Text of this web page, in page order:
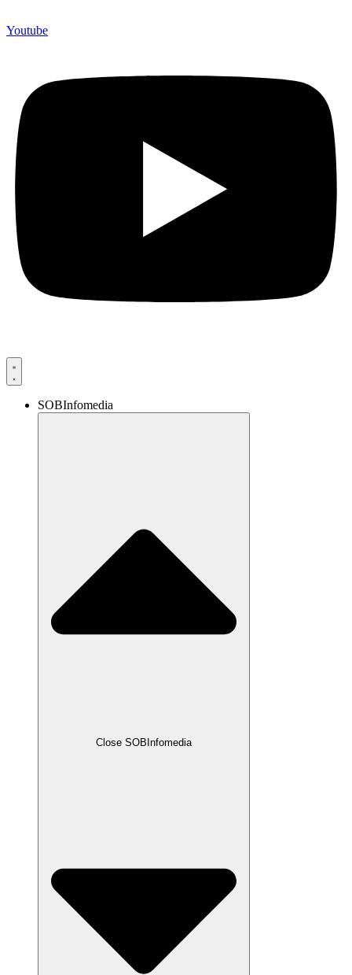
Youtube
SOBInfomedia
Close SOBInfomedia